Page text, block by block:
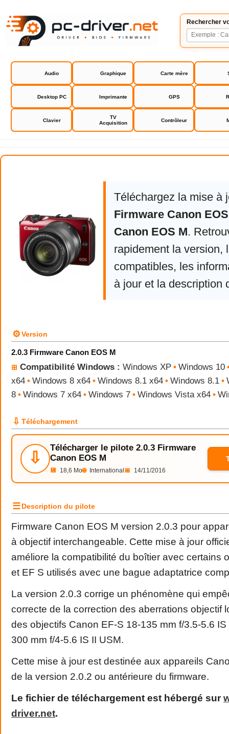
Rechercher
Audio Graphique Carte mère
Desktop PC Imprimante GPS
Clavier
TV
Acquisition
Contrôleur
Canon EOS M
Téléchargez la mise à
Firmware Canon
Canon EOS M.
rapidement la version,
compatibles, les
à jour et la description
⚙Version
2.0.3 Firmware Canon EOS M
⊞ Compatibilité Windows : Windows XP • Windows 10
x64 • Windows 8 x64 • Windows 8.1 x64 • Windows 8.1 •
8 • Windows 7 x64 • Windows 7 • Windows Vista x64 •
⇩ Téléchargement
⇩
Télécharger le pilote 2.0.3 Firmware
Canon EOS M
💾 18,6 Mo🌐 International 📅 14/11/2016
☰Description du pilote
Firmware Canon EOS M version 2.0.3 pour
à objectif interchangeable. Cette mise à jour
améliore la compatibilité du boîtier avec certains
et EF S utilisés avec une bague adaptatrice
La version 2.0.3 corrige un phénomène qui
correcte de la correction des aberrations objectif
des objectifs Canon EF-S 18-135 mm f/3.5-5.6
300 mm f/4-5.6 IS II USM.
Cette mise à jour est destinée aux appareils
de la version 2.0.2 ou antérieure du firmware.
Le fichier de téléchargement est hébergé sur
driver.net.